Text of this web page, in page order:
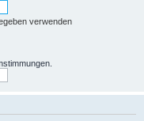
verwenden